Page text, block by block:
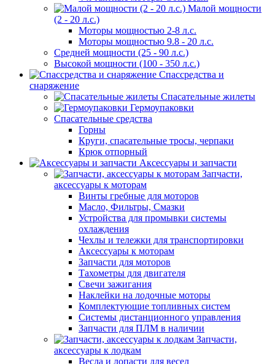
Малой мощности
(2 - 20 л.с.)
Моторы мощностью 2-8 л.с.
Моторы мощностью 9.8 - 20 л.с.
Средней мощности (25 - 90 л.с.)
Высокой мощности (100 - 350 л.с.)
Спассредства и
снаряжение
Спасательные жилеты
Гермоупаковки
Спасательные средства
Горны
Круги, спасательные тросы, черпаки
Крюк отпорный
Аксессуары и запчасти
Запчасти,
аксессуары к моторам
Винты гребные для моторов
Масло, Фильтры, Смазки
Устройства для промывки системы
охлаждения
Чехлы и тележки для транспортировки
Аксессуары к моторам
Запчасти для моторов
Тахометры для двигателя
Свечи зажигания
Наклейки на лодочные моторы
Комплектующие топливных систем
Системы дистанционного управления
Запчасти для ПЛМ в наличии
Запчасти,
аксессуары к лодкам
Весла и лопасти для весел